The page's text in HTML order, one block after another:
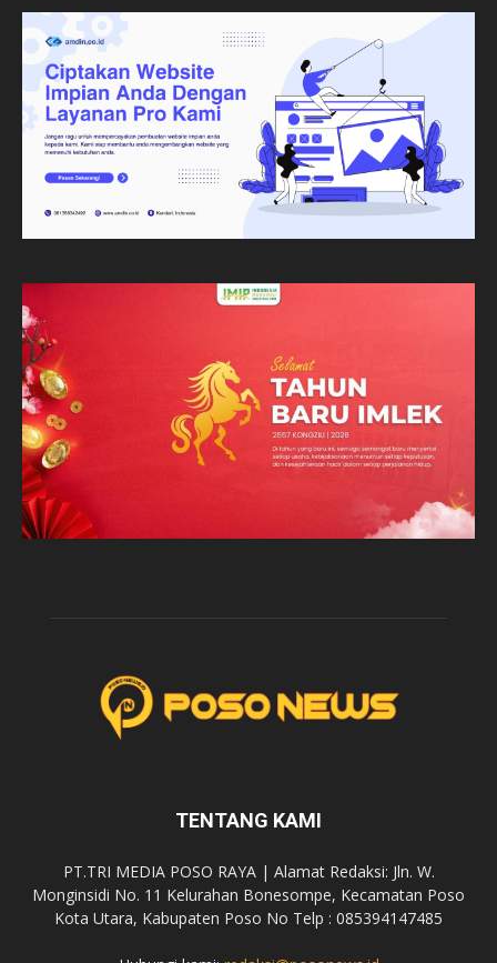
TENTANG KAMI
PT.TRI MEDIA POSO RAYA | Alamat Redaksi: Jln. W.
Monginsidi No. 11 Kelurahan Bonesompe, Kecamatan Poso
Kota Utara, Kabupaten Poso No Telp : 085394147485